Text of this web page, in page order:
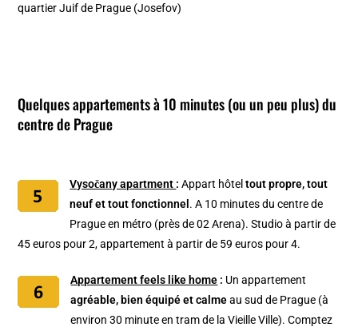
quartier Juif de Prague (Josefov)
Quelques appartements à 10 minutes (ou un peu plus) du
centre de Prague
Vysočany apartment : Appart hôteltout propre, tout
neuf et tout fonctionnel . A 10 minutes du centre de
Prague en métro (près de 02 Arena). Studio à partir de
45 euros pour 2, appartement à partir de 59 euros pour 4.
Appartement feels like home : Un appartement
agréable, bien équipé et calmeau sud de Prague (à
environ 30 minute en tram de la Vieille Ville). Comptez